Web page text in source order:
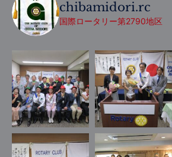
chibamidori.rc
国際ロータリー第2790地区